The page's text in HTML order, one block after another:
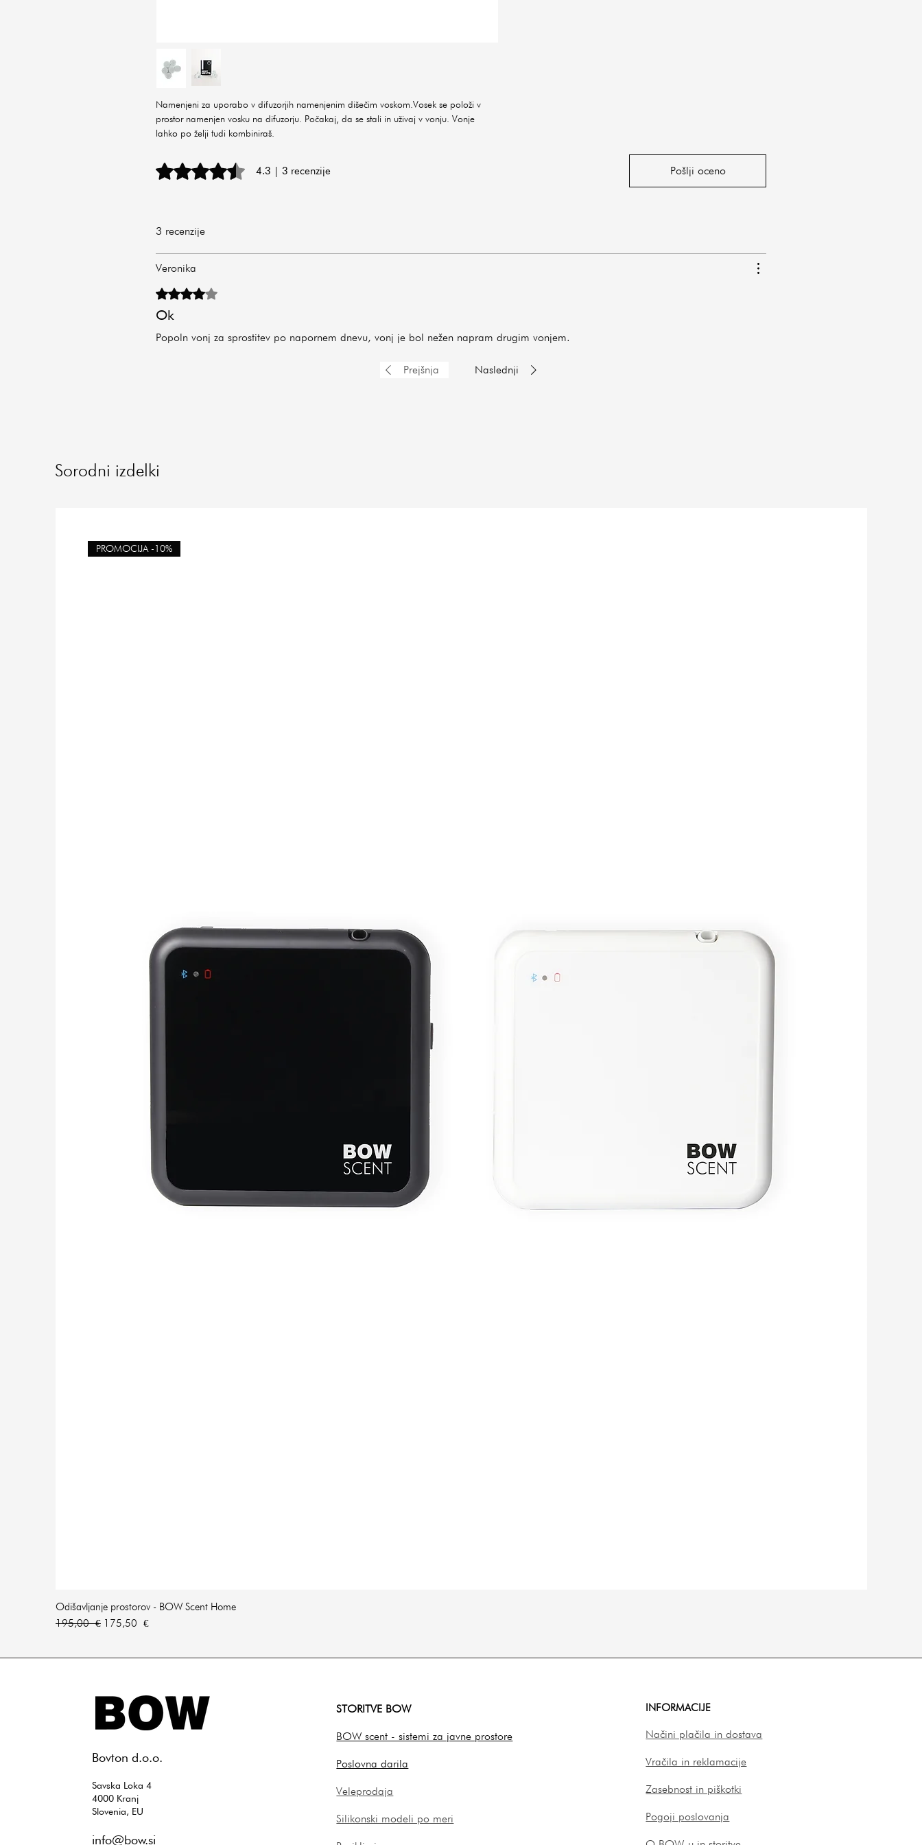
Namenjeni za uporabo v difuzorjih namenjenim dišečim voskom.Vosek se položi v
prostor namenjen vosku na difuzorju. Počakaj, da se stali in uživaj v vonju. Vonje
lahko po želji tudi kombiniraš.
Ocena 4,3 od 5 zvezdic.4.3 | 3 recenzije Pošlji oceno
3 recenzije
Veronika
Ocena 4 od 5 zvezdic.
Ok
Popoln vonj za sprostitev po napornem dnevu, vonj je bol nežen napram drugim vonjem.
Prejšnja Naslednji
Sorodni izdelki
PROMOCIJA -10%
Odišavljanje prostorov - BOW Scent Home
Redna cena
195,00 € Cena na razprodaji
175,50 €
​Bovton d.o.o.
Savska Loka 4
4000 Kranj
Slovenia, EU
info@bow.si
STORITVE BOW
BOW scent - sistemi za javne prostore
Poslovna darila
Veleprodaja
Silikonski modeli po meri
INFORMACIJE
Načini plačila in dostava
Vračila in reklamacije
Zasebnost in piškotki
Pogoji poslovanja